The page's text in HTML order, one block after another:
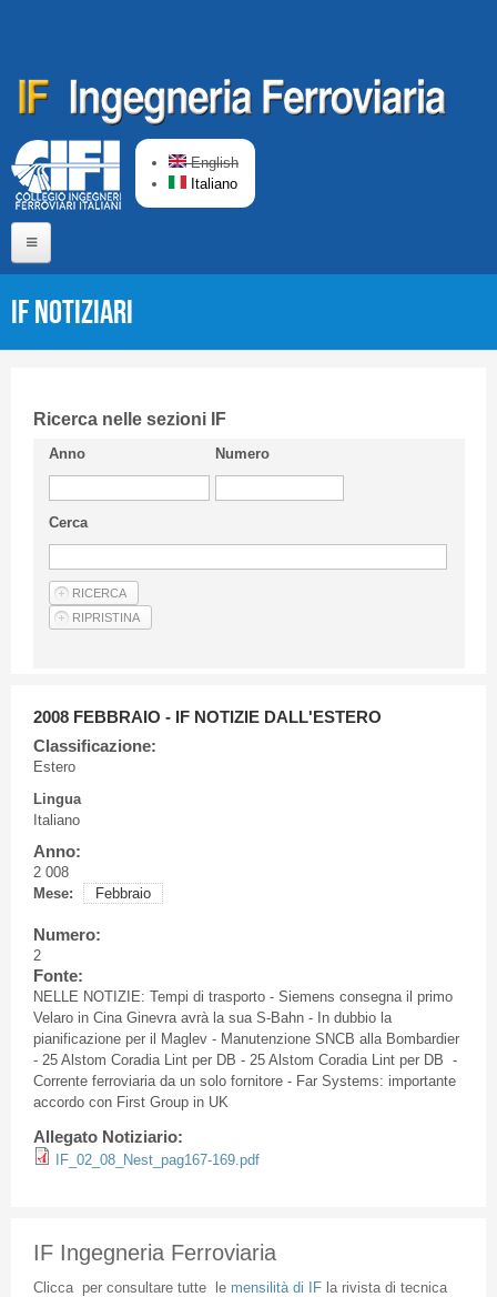
English
Italiano
CIFI in breve
Linee Guida
Privacy Policy
Articoli
IF Notiziari
Ricerca nelle sezioni IF
Anno Numero
Cerca
2008 FEBBRAIO - IF NOTIZIE DALL'ESTERO
Classificazione:
Estero
Lingua
Italiano
Anno:
2 008
Mese:
Febbraio
Numero:
2
Fonte:
NELLE NOTIZIE: Tempi di trasporto- Siemens consegna il primo
Velaroin Cina Ginevra avràla sua S-Bahn- In dubbiola
pianificazioneper il Maglev- Manutenzione SNCB allaBombardier
- 25 Alstom CoradiaLint per DB - 25 Alstom CoradiaLint per DB -
Corrente ferroviaria daun solo fornitore- Far Systems: importante
accordocon First Group in UK
Allegato Notiziario:
IF_02_08_Nest_pag167-169.pdf
IF Ingegneria Ferroviaria
Cliccaper consultare tuttele mensilità di IFla rivista di tecnica